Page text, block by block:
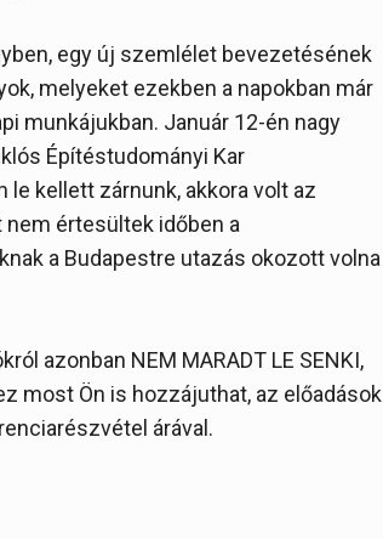
egy új szemlélet bevezetésének
melyeket ezekben a napokban már
munkájukban. Január 12-én nagy
Építéstudományi Kar
kellett zárnunk, akkora volt az
értesültek időben a
a Budapestre utazás okozott volna
azonban NEM MARADT LE SENKI,
most Ön is hozzájuthat, az előadások
árával.